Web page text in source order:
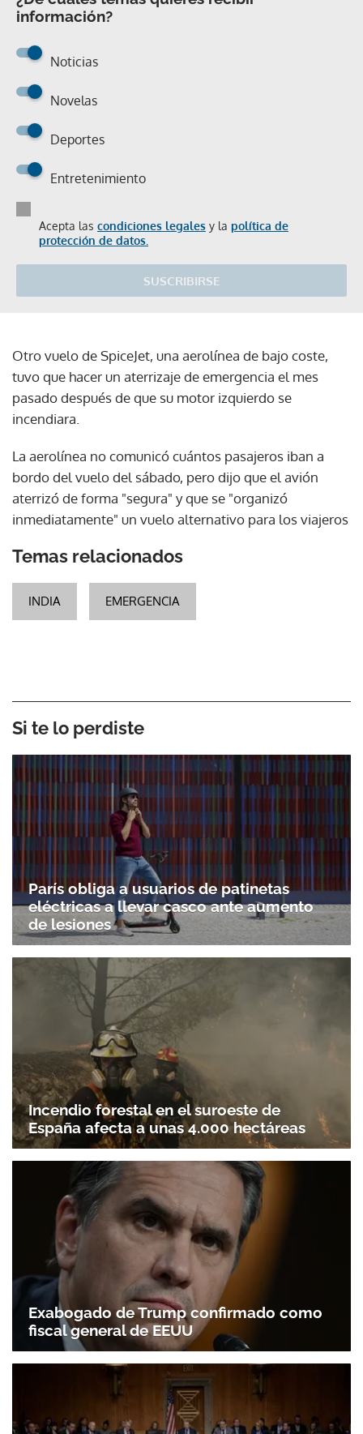
información?
Noticias
Novelas
Deportes
Entretenimiento
Acepta las condiciones legales y la política de
protección de datos.
SUSCRIBIRSE
Otro vuelo de SpiceJet, una aerolínea de bajo coste,
tuvo que hacer un aterrizaje de emergencia el mes
pasado después de que su motor izquierdo se
incendiara.
La aerolínea no comunicó cuántos pasajeros iban a
bordo del vuelo del sábado, pero dijo que el avión
aterrizó de forma "segura" y que se "organizó
inmediatamente" un vuelo alternativo para los viajeros
Temas relacionados
INDIA EMERGENCIA
Si te lo perdiste
París obliga a usuarios de patinetas
eléctricas a llevar casco ante aumento
de lesiones
Incendio forestal en el suroeste de
España afecta a unas 4.000 hectáreas
Exabogado de Trump confirmado como
fiscal general de EEUU